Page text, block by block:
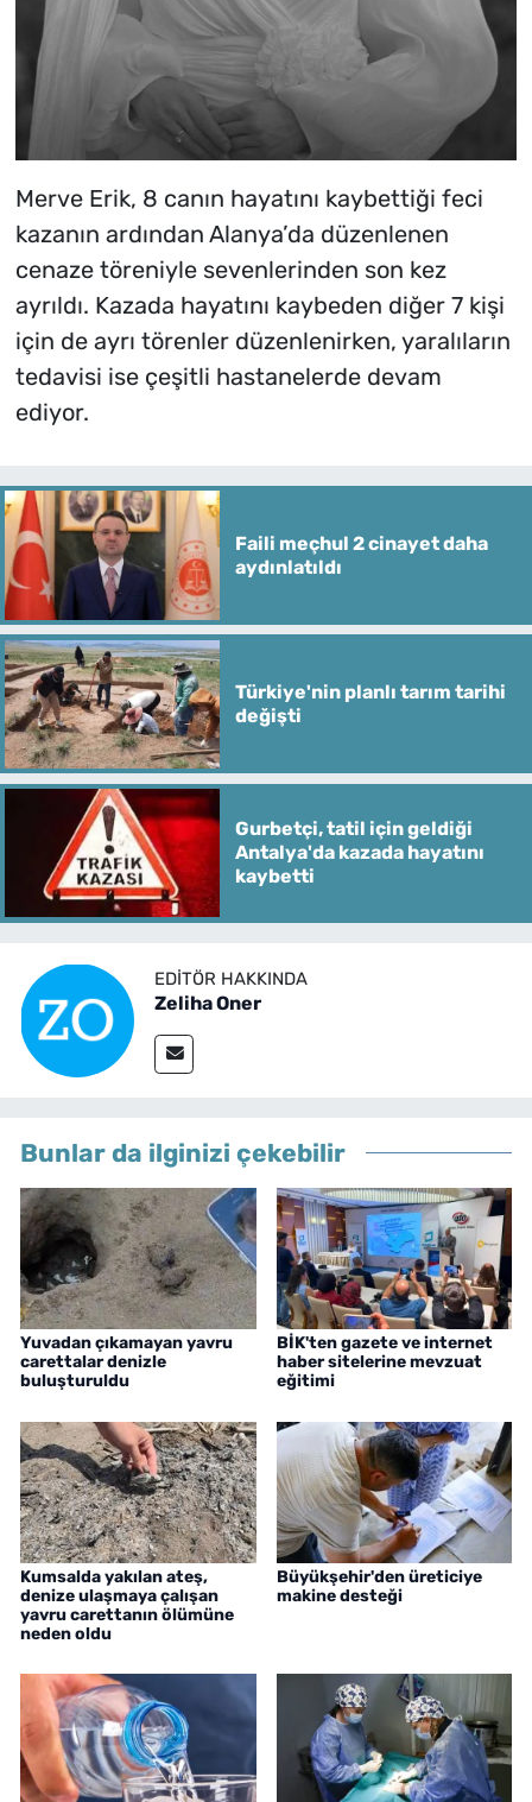
Merve Erik, 8 canın hayatını kaybettiği feci
kazanın ardından Alanya’da düzenlenen
cenaze töreniyle sevenlerinden son kez
ayrıldı. Kazada hayatını kaybeden diğer 7 kişi
için de ayrı törenler düzenlenirken, yaralıların
tedavisi ise çeşitli hastanelerde devam
ediyor.
Faili meçhul 2 cinayet daha
aydınlatıldı
Türkiye'nin planlı tarım tarihi
değişti
Gurbetçi, tatil için geldiği
Antalya'da kazada hayatını
kaybetti
EDITÖR HAKKINDA
Zeliha Oner
Bunlar da ilginizi çekebilir
Yuvadan çıkamayan yavru
carettalar denizle
buluşturuldu
BİK'ten gazete ve internet
haber sitelerine mevzuat
eğitimi
Kumsalda yakılan ateş,
denize ulaşmaya çalışan
yavru carettanın ölümüne
neden oldu
Büyükşehir'den üreticiye
makine desteği